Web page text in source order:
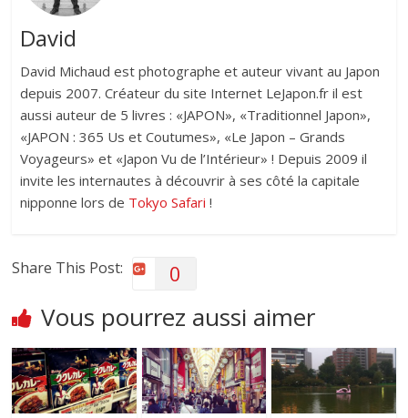
David
David Michaud est photographe et auteur vivant au Japon
depuis 2007. Créateur du site Internet LeJapon.fr il est
aussi auteur de 5 livres : «JAPON», «Traditionnel Japon»,
«JAPON : 365 Us et Coutumes», «Le Japon – Grands
Voyageurs» et «Japon Vu de l’Intérieur» ! Depuis 2009 il
invite les internautes à découvrir à ses côté la capitale
nipponne lors de Tokyo Safari !
Share This Post: 0
Vous pourrez aussi aimer